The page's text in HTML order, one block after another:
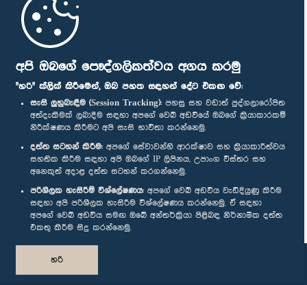
අපි ඔබගේ පෞද්ගලිකත්වය අගය කරමු
"හරි" ක්ලික් කිරීමෙන්, ඔබ පහත සඳහන් දේට එකඟ වේ:
සැසි ලුහුබැඳීම (Session Tracking): පහසු සහ වඩාත් පුද්ගලාරෝපිත
අත්දැකීමක් ලබාදීම සඳහා අපගේ වෙබ් අඩවියේ ඔබගේ ක්‍රියාකාරකම්
නිරීක්ෂණය කිරීමට අපි සැසි භාවිතා කරන්නෙමු.
දත්ත සටහන් කිරීම: අපගේ සේවාවන්හි ආරක්ෂාව සහ ක්‍රියාකාරීත්වය
සහතික කිරීම සඳහා අපි ඔබගේ IP ලිපිනය, උපාංග විස්තර සහ
අනෙකුත් අදාළ දත්ත සටහන් කරගන්නෙමු.
පරිශීලක හැසිරීම් විශ්ලේෂණය: අපගේ වෙබ් අඩවිය වැඩිදියුණු කිරීම
සඳහා අපි පරිශීලක හැසිරීම විශ්ලේෂණය කරන්නෙමු. ඒ සඳහා
අපගේ වෙබ් අඩවිය සමඟ ඔබේ අන්තර්ක්‍රියා පිළිබඳ නිර්නාමික දත්ත
එකතු කිරීම සිදු කරන්නෙමු.
හරි
මුල් පිටුව
පාර්ලිමේන්තු ජංගම යෙදුම
අප හා සම්බන්ධ වී සිටින්න :
සම්මාන
පෞද්ගලිකත්ව ප්‍රතිපත්තිය